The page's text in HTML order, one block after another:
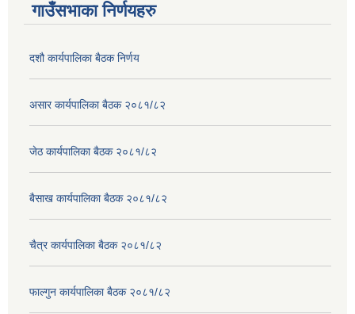
गाउँसभाका निर्णयहरु
दशौ कार्यपालिका बैठक निर्णय
असार कार्यपालिका बैठक २०८१/८२
जेठ कार्यपालिका बैठक २०८१/८२
बैसाख कार्यपालिका बैठक २०८१/८२
चैत्र कार्यपालिका बैठक २०८१/८२
फाल्गुन कार्यपालिका बैठक २०८१/८२